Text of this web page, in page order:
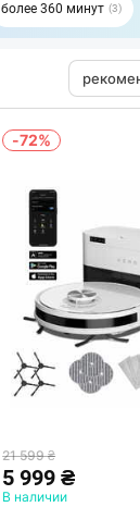
более 360 минут 3
-72%
21 599 ₴
5 999 ₴
В наличии